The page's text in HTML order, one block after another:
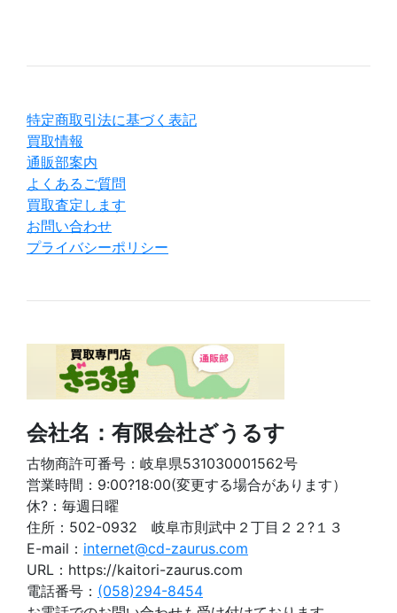
特定商取引法に基づく表記
買取情報
通販部案内
よくあるご質問
買取査定します
お問い合わせ
プライバシーポリシー
会社名：有限会社ざうるす
古物商許可番号：岐阜県531030001562号
営業時間：9:00?18:00(変更する場合があります）
休?：毎週日曜
住所：502-0932 岐阜市則武中２丁目２２?１３
E-mail： internet@cd-zaurus.com
URL：https://kaitori-zaurus.com
電話番号： (058)294-8454